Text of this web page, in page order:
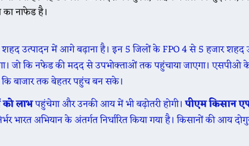
का नाफेड है।
उत्पादन में आगे बढ़ाना है। इन 5 जिलों के FPO 4 से 5 हजार शहद
जो कि नफेड की मदद से उपभोक्ताओं तक पहुंचाया जाएगा। एसपीओ
बाजार तक बेहतर पहुंच बन सके।
को लाभपहुंचेगा और उनकी आय में भी बढ़ोतरी होगी।पीएम किसान
भारत अभियान के अंतर्गत निर्धारित किया गया है। किसानों की आय